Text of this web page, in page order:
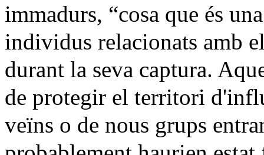
immadurs, “cosa que és
individus relacionats amb
durant la seva captura.
de protegir el territori
veïns o de nous grups